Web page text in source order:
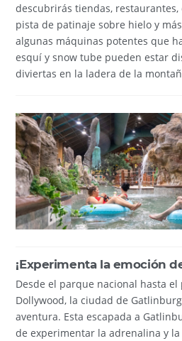
descubrirás tiendas,
pista de patinaje sobre hielo y
algunas máquinas potentes que
esquí y snow tube pueden estar
diviertas en la ladera de la
¡Experimenta la emoción
Desde el parque nacional hasta
Dollywood, la ciudad de
aventura. Esta escapada a
de experimentar la adrenalina y